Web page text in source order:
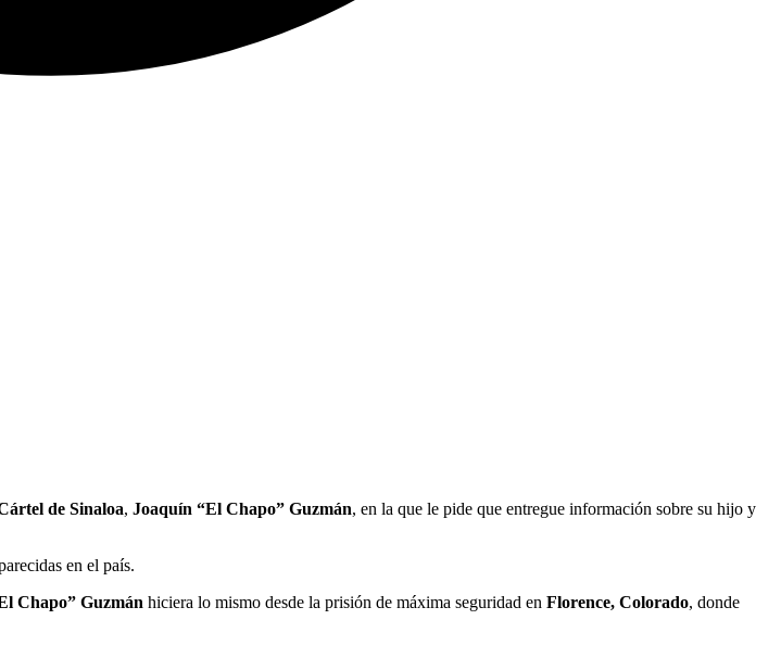
de Sinaloa, Joaquín “El Chapo” Guzmán, en la que le pide que entregue información sobre su hijo y
en el país.
Chapo” Guzmán hiciera lo mismo desde la prisión de máxima seguridad en Florence, Colorado, donde